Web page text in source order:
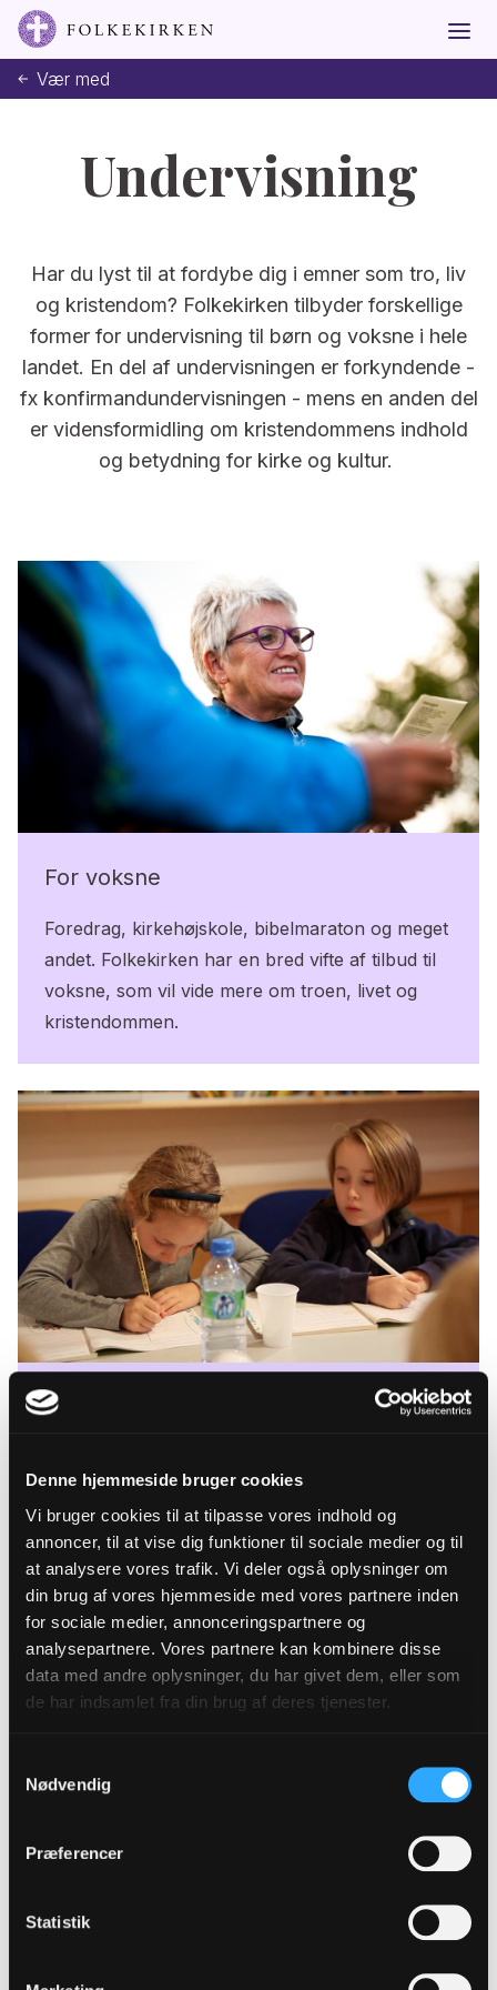
Denne hjemmeside bruger cookies
Vi bruger cookies til at tilpasse vores indhold og
annoncer, til at vise dig funktioner til sociale medier og til
at analysere vores trafik. Vi deler også oplysninger om
din brug af vores hjemmeside med vores partnere inden
for sociale medier, annonceringspartnere og
analysepartnere. Vores partnere kan kombinere disse
data med andre oplysninger, du har givet dem, eller som
de har indsamlet fra din brug af deres tjenester.
Nødvendig
Præferencer
Statistik
Vær med
Undervisning
Har du lyst til at fordybe dig i emner som tro, liv
og kristendom? Folkekirken tilbyder forskellige
former for undervisning til børn og voksne i hele
landet. En del af undervisningen er forkyndende -
fx konfirmandundervisningen - mens en anden del
er vidensformidling om kristendommens indhold
og betydning for kirke og kultur.
For voksne
Foredrag, kirkehøjskole, bibelmaraton og meget
andet. Folkekirken har en bred vifte af tilbud til
voksne, som vil vide mere om troen, livet og
kristendommen.
Skoletjenesten
andre kulturinstitutioner som Nationalmuseet,
Den Gamle By og Zoologisk Have.